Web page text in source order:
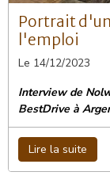
Portrait
l'emploi
Le 14/12/2023
Interview de
BestDrive à
Lire la suite